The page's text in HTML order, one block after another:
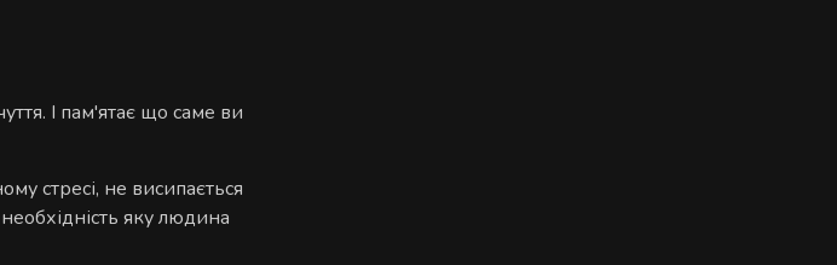
І пам'ятає що саме ви
стресі, не висипається
яку людина